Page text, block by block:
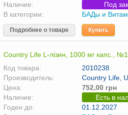
Наличие:
Под
В категории:
БАДы и
Подробнее о товаре Купить
Country Life L-лізин, 1000 мг капс.,
Код товара:
2010238
Производитель:
Country Life,
Цена:
752,00 грн
Наличие:
Есть в
Годен до:
01.12.2027